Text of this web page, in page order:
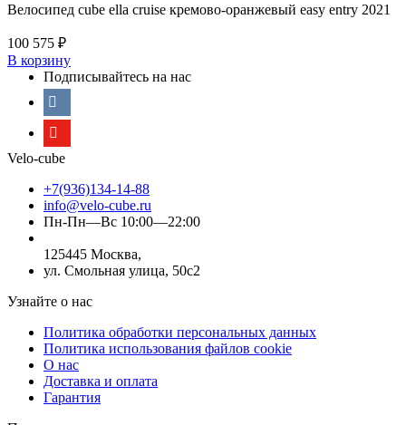
Велосипед cube ella cruise кремово-оранжевый easy entry 2021
100 575 ₽
В корзину
Подписывайтесь на нас
Velo-cube
+7(936)134-14-88
info@velo-cube.ru
Пн-Пн—Вс 10:00—22:00
125445 Москва,
ул. Смольная улица, 50с2
Узнайте о нас
Политика обработки персональных данных
Политика использования файлов cookie
О нас
Доставка и оплата
Гарантия